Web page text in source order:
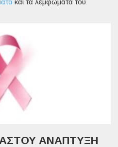
και τα λεμφώματα του
ΑΝΆΠΤΥΞΗ